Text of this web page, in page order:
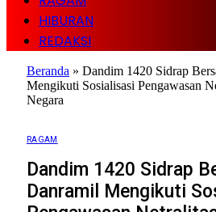
HIBURAN
REDAKSI
Beranda » Dandim 1420 Sidrap
Mengikuti Sosialisasi Pengawasan
Negara
RAGAM
Dandim 1420 Sidrap
Danramil Mengikuti